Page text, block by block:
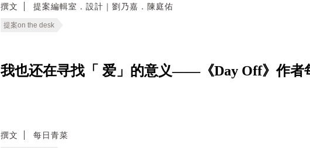
撰文 提案編輯室．設計｜劉乃嘉．陳庭佑
提案on the desk
我也还在寻找「 爱」的意义——《Day Off》作者
撰文 每日青菜